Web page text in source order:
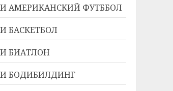
АМЕРИКАНСКИЙ ФУТББОЛ
БАСКЕТБОЛ
БИАТЛОН
БОДИБИЛДИНГ